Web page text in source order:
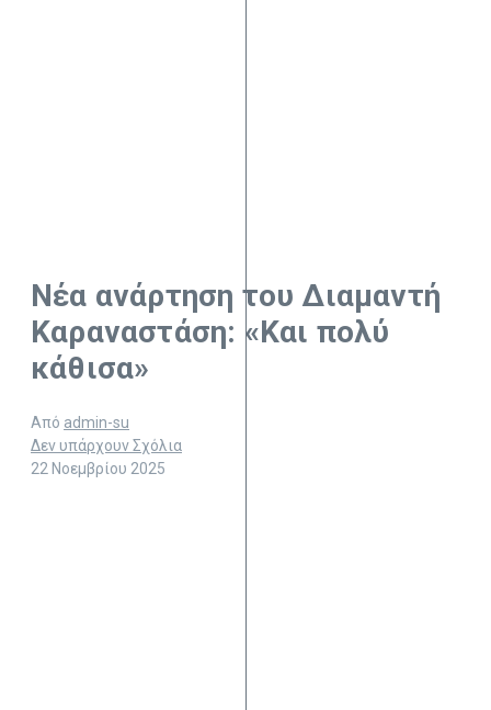
Νέα ανάρτηση του Διαμαντή
Καραναστάση: «Και πολύ
κάθισα»
Από admin-su
Δεν υπάρχουν Σχόλια
22 Νοεμβρίου 2025